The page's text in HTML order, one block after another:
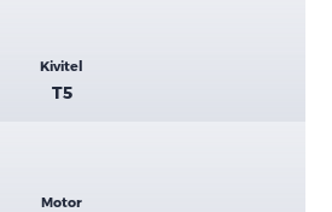
Kivitel
T5
Motor